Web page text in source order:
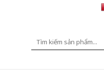
Tìm